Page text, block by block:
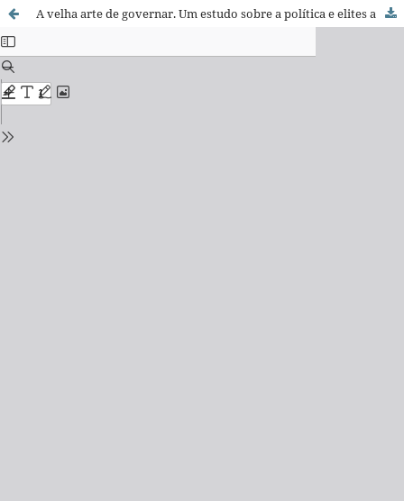
A velha arte de governar. Um estudo sobre a política e elites a partir do Conselho de Estado (1842-1889)